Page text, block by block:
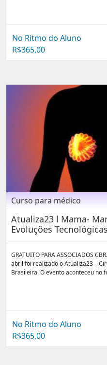
No Ritmo do Aluno
R$365,00
Curso para médico
Atualiza23 l Mama-
Evoluções Tecnológicas
GRATUITO PARA ASSOCIADOS
abril foi realizado o Atualiza23 –
Brasileira. O evento aconteceu no
No Ritmo do Aluno
R$365,00